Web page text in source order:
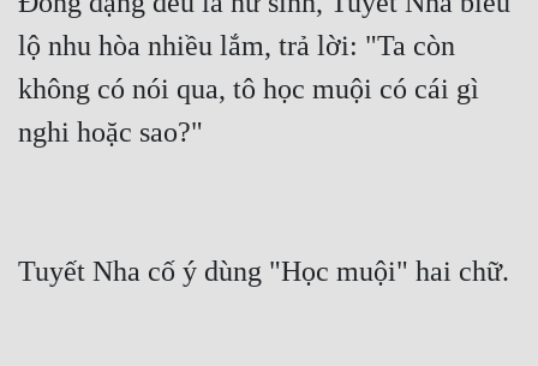
lộ nhu hòa nhiều lắm, trả lời: "Ta còn
không có nói qua, tô học muội có cái gì
nghi hoặc sao?"
Tuyết Nha cố ý dùng "Học muội" hai chữ.